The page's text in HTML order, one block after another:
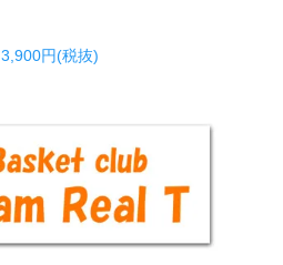
3,900円(税抜)